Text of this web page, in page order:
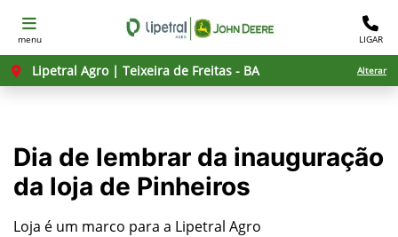
menu LIGAR
Lipetral Agro | Teixeira de Freitas - BA Alterar
Dia de lembrar da inauguração
da loja de Pinheiros
Loja é um marco para a Lipetral Agro